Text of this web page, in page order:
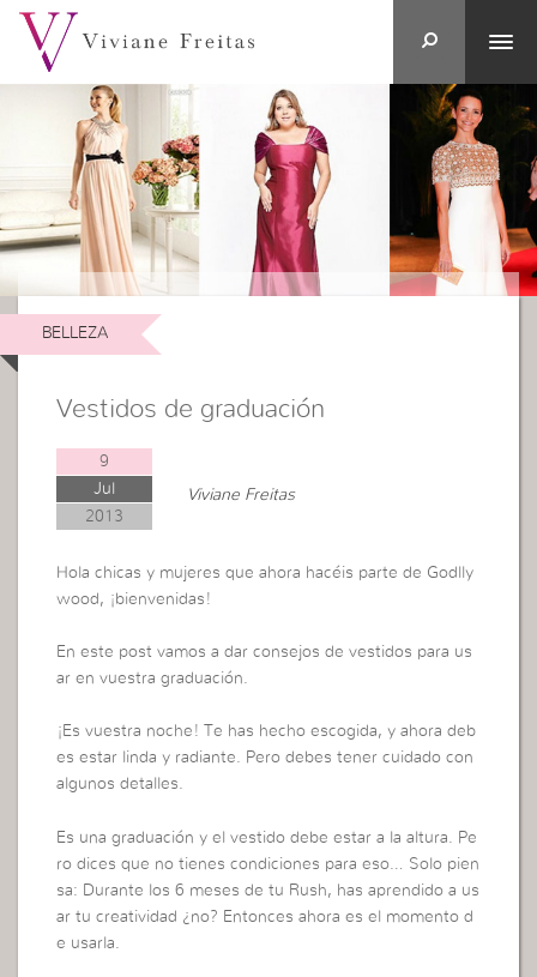
BELLEZA
Vestidos de graduación
9
Jul
2013
Viviane Freitas
Hola chicas y mujeres que ahora hacéis parte de Godlly
wood, ¡bienvenidas!
En este post vamos a dar consejos de vestidos para us
ar en vuestra graduación.
¡Es vuestra noche! Te has hecho escogida, y ahora deb
es estar linda y radiante. Pero debes tener cuidado con
algunos detalles.
Es una graduación y el vestido debe estar a la altura. Pe
ro dices que no tienes condiciones para eso… Solo pien
sa: Durante los 6 meses de tu Rush, has aprendido a us
ar tu creatividad ¿no? Entonces ahora es el momento d
e usarla.